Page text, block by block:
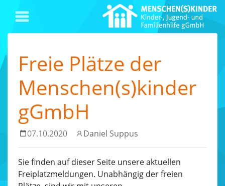
Freie Plätze der
Menschen(s)kinder
gGmbH
07.10.2020 Daniel Suppus
Sie finden auf dieser Seite unsere aktuellen
Freiplatzmeldungen. Unabhängig der freien